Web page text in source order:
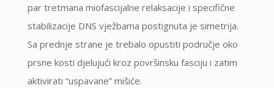
par tretmana miofascijalne relaksacije i specifične
stabilizacije DNS vježbama postignuta je simetrija.
Sa prednje strane je trebalo opustiti područje oko
prsne kosti djelujući kroz površinsku fasciju i zatim
aktivirati “uspavane” mišiće.